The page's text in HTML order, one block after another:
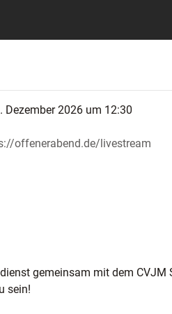
Dezember 2026 um 12:30
offenerabend.de/livestream
gemeinsam mit dem CVJM
sein!